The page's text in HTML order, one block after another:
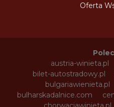
Oferta
austria-winieta.pl
bilet-autostradowy.pl
bulgariawienieta.pl
bulharskadalnice.com